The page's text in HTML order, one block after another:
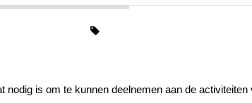
nodig is om te kunnen deelnemen aan de